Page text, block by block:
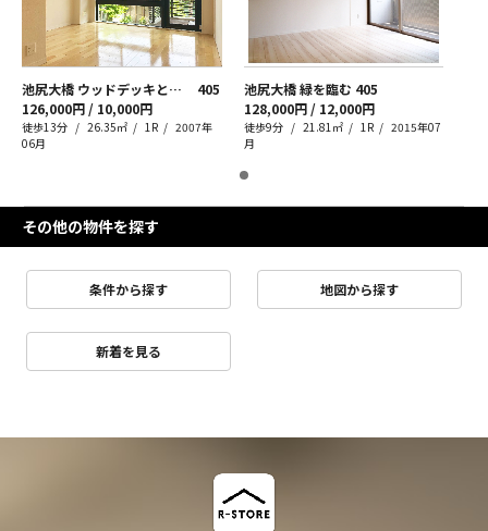
池尻大橋 ウッドデッキと三宿生活
405
126,000円 / 10,000円
徒歩13分 26.35㎡ 1R
2007年
06月
池尻大橋 緑を臨む 405
128,000円 / 12,000円
徒歩9分 21.81㎡ 1R
2015年07
月
その他の物件を探す
条件から探す 地図から探す
新着を見る